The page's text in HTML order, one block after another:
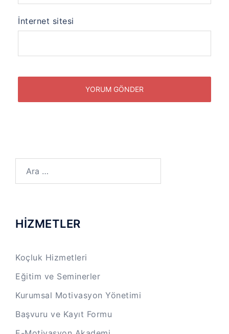
İnternet sitesi
HİZMETLER
Koçluk Hizmetleri
Eğitim ve Seminerler
Kurumsal Motivasyon Yönetimi
Başvuru ve Kayıt Formu